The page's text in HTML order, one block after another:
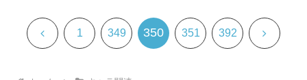
前 1 349 350 351 392 次